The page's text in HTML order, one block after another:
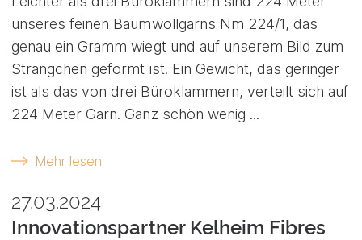
unseres feinen Baumwollgarns Nm 224/1, das
genau ein Gramm wiegt und auf unserem Bild zum
Strängchen geformt ist. Ein Gewicht, das geringer
ist als das von drei Büroklammern, verteilt sich auf
224 Meter Garn. Ganz schön wenig ...
Mehr lesen
27.03.2024
Innovationspartner Kelheim Fibres